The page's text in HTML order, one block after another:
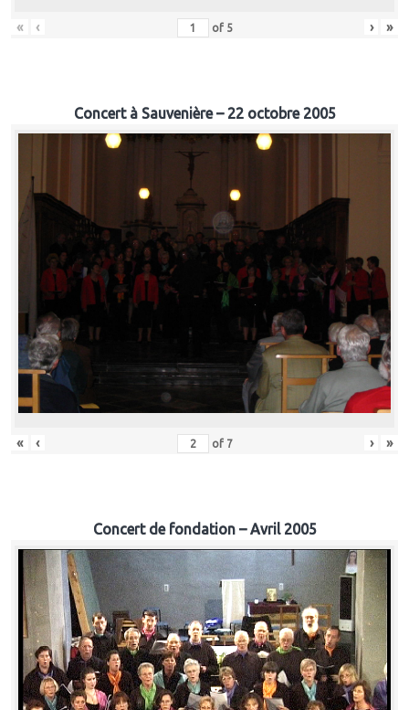
« ‹ of 5 › »
Concert à Sauvenière – 22 octobre 2005
« ‹ of 7 › »
Concert de fondation – Avril 2005